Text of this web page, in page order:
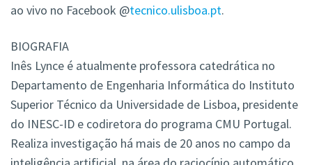
ao vivo no Facebook @tecnico.ulisboa.pt.
BIOGRAFIA
Inês Lynce é atualmente professora catedrática no
Departamento de Engenharia Informática do Instituto
Superior Técnico da Universidade de Lisboa, presidente
do INESC-ID e codiretora do programa CMU Portugal.
Realiza investigação há mais de 20 anos no campo da